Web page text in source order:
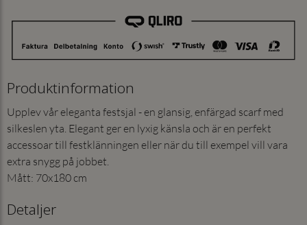
Produktinformation
Upplev vår eleganta festsjal - en glansig, enfärgad scarf med
silkeslen yta. Elegant ger en lyxig känsla och är en perfekt
accessoar till festklänningen eller när du till exempel vill vara
extra snygg på jobbet.
Mått: 70x180 cm
Detaljer